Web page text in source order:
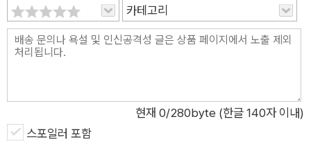
것, 그리고 그 실험 대상으로 노숙자들에게 무작위 티켓이 발부되
고 있다는 것. 그 티켓을 얻기 위해 노숙자 연쇄 살인 사건이 벌어
지고 있다는 소문이다. 경주는 동생 승주의 죽음이 이와 연결되어
미국의 한 생명공학 회사가 인간이 죽지 않는 방법을 찾았다는 거
야. 아니다. 죽지 않는 게 아니지. 신과 같은 능력을 가진 새로운
인종이 된다지, 아마. 뭐든 가질 수 있고, 뭐든 할 수 있고, 뭐든 될
카테고리
현재 0/280byte (한글 140자 이내)
스포일러 포함